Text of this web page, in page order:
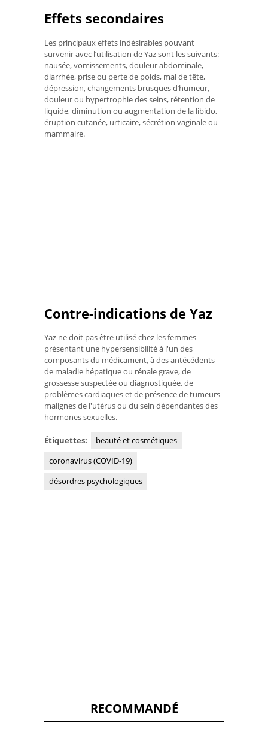
Effets secondaires
Les principaux effets indésirables pouvant
survenir avec l’utilisation de Yaz sont les suivants:
nausée, vomissements, douleur abdominale,
diarrhée, prise ou perte de poids, mal de tête,
dépression, changements brusques d’humeur,
douleur ou hypertrophie des seins, rétention de
liquide, diminution ou augmentation de la libido,
éruption cutanée, urticaire, sécrétion vaginale ou
mammaire.
Contre-indications de Yaz
Yaz ne doit pas être utilisé chez les femmes
présentant une hypersensibilité à l'un des
composants du médicament, à des antécédents
de maladie hépatique ou rénale grave, de
grossesse suspectée ou diagnostiquée, de
problèmes cardiaques et de présence de tumeurs
malignes de l'utérus ou du sein dépendantes des
hormones sexuelles.
Étiquettes:
beauté et cosmétiques
coronavirus (COVID-19)
désordres psychologiques
RECOMMANDÉ